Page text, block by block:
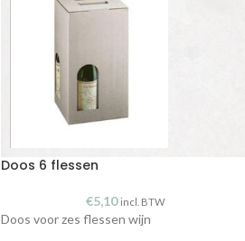
Doos 6 flessen
€5,10 incl. BTW
Doos voor zes flessen wijn